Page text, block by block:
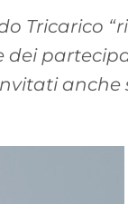
Tricarico